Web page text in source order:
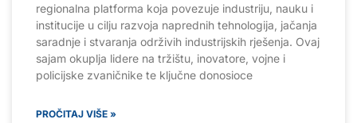
regionalna platforma koja povezuje industriju, nauku i
institucije u cilju razvoja naprednih tehnologija, jačanja
saradnje i stvaranja održivih industrijskih rješenja. Ovaj
sajam okuplja lidere na tržištu, inovatore, vojne i
policijske zvaničnike te ključne donosioce
PROČITAJ VIŠE »